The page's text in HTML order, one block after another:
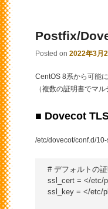
Postfix/
Posted on 2022年3月
CentOS 8系から可能
（複数の証明書でマ
■ Dovecot
/etc/dovecot/conf.d/
# デフォルトの
ssl_cert = </etc/
ssl_key = </etc/